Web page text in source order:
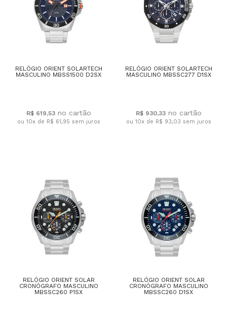
RELÓGIO ORIENT SOLARTECH
MASCULINO MBSS1500 D2SX
R$ 619,53
ou 10x de R$ 61,95 sem juros
RELÓGIO ORIENT SOLARTECH
MASCULINO MBSSC277 D1SX
R$ 930,33
ou 10x de R$ 93,03 sem juros
RELÓGIO ORIENT SOLAR
CRONÓGRAFO MASCULINO
MBSSC260 P1SX
RELÓGIO ORIENT SOLAR
CRONÓGRAFO MASCULINO
MBSSC260 D1SX